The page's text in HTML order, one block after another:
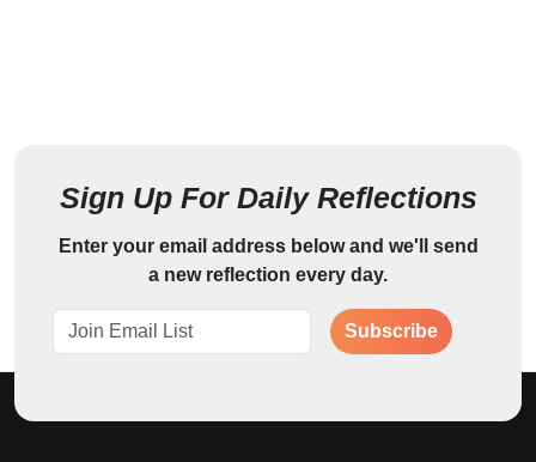
Sign Up For Daily Reflections
Enter your email address below and we'll send
a new reflection every day.
Subscribe